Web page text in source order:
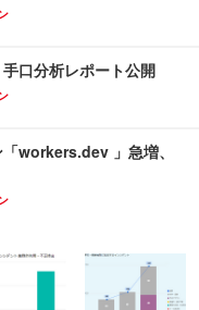
口分析レポート公開
workers.dev 」急増、